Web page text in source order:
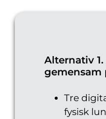
Alternativ
gemensam
Tre
fysisk